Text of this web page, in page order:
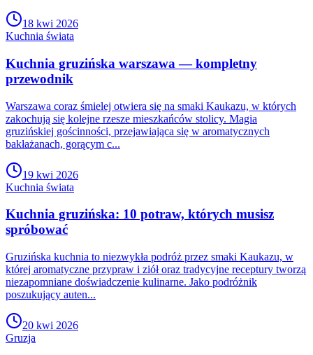
18 kwi 2026
Kuchnia świata
Kuchnia gruzińska warszawa — kompletny
przewodnik
Warszawa coraz śmielej otwiera się na smaki Kaukazu, w których
zakochują się kolejne rzesze mieszkańców stolicy. Magia
gruzińskiej gościnności, przejawiająca się w aromatycznych
bakłażanach, gorącym c...
19 kwi 2026
Kuchnia świata
Kuchnia gruzińska: 10 potraw, których musisz
spróbować
Gruzińska kuchnia to niezwykła podróż przez smaki Kaukazu, w
której aromatyczne przypraw i ziół oraz tradycyjne receptury tworzą
niezapomniane doświadczenie kulinarne. Jako podróżnik
poszukujący auten...
20 kwi 2026
Gruzja